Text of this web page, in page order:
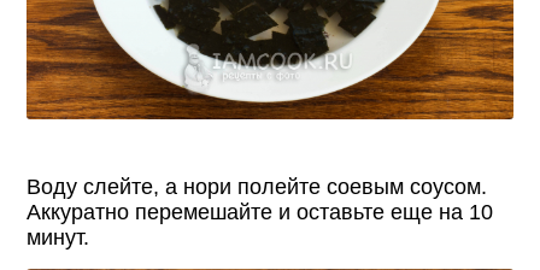
Воду слейте, а нори полейте соевым соусом.
Аккуратно перемешайте и оставьте еще на 10
минут.